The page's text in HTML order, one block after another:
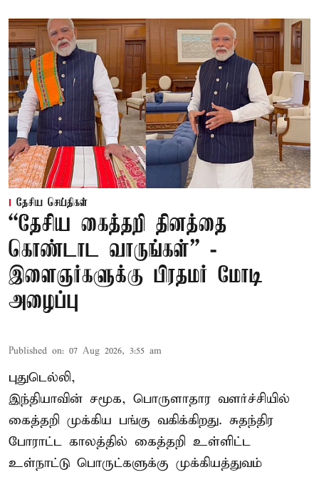
தேசிய செய்திகள்
“தேசிய கைத்தறி தினத்தை
கொண்டாட வாருங்கள்” -
இளைஞர்களுக்கு பிரதமர் மோடி
அழைப்பு
Published on: 07 Aug 2026, 3:55 am
புதுடெல்லி,
இந்தியாவின் சமூக, பொருளாதார வளர்ச்சியில்
கைத்தறி முக்கிய பங்கு வகிக்கிறது. சுதந்திர
போராட்ட காலத்தில் கைத்தறி உள்ளிட்ட
உள்நாட்டு பொருட்களுக்கு முக்கியத்துவம்